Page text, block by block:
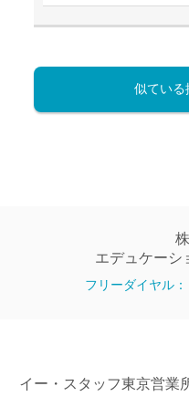
似ている
エデュケーシ
フリーダイヤル：
イー・スタッフ東京営業